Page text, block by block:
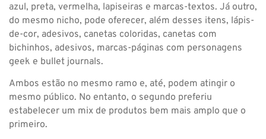
azul, preta, vermelha, lapiseiras e marcas-textos. Já outro,
do mesmo nicho, pode oferecer, além desses itens, lápis-
de-cor, adesivos, canetas coloridas, canetas com
bichinhos, adesivos, marcas-páginas com personagens
geek e bullet journals.
Ambos estão no mesmo ramo e, até, podem atingir o
mesmo público. No entanto, o segundo preferiu
estabelecer um mix de produtos bem mais amplo que o
primeiro.